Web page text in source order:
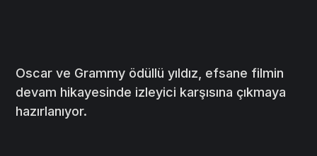
Oscar ve Grammy ödüllü yıldız, efsane filmin
devam hikayesinde izleyici karşısına çıkmaya
hazırlanıyor.